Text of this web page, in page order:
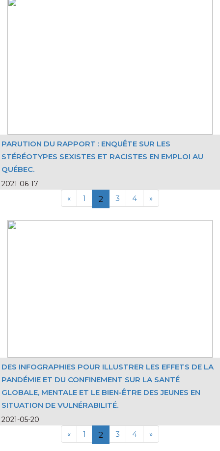
PARUTION DU RAPPORT : ENQUÊTE SUR LES
STÉRÉOTYPES SEXISTES ET RACISTES EN EMPLOI AU
QUÉBEC.
2021-06-17
« 1 2 3 4 »
DES INFOGRAPHIES POUR ILLUSTRER LES EFFETS DE LA
PANDÉMIE ET DU CONFINEMENT SUR LA SANTÉ
GLOBALE, MENTALE ET LE BIEN-ÊTRE DES JEUNES EN
SITUATION DE VULNÉRABILITÉ.
2021-05-20
« 1 2 3 4 »